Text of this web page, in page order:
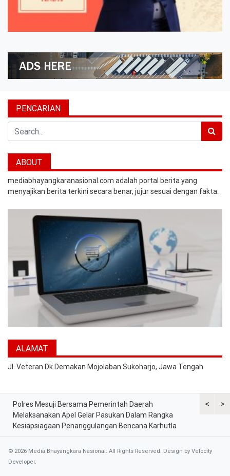
PENCARIAN
ABOUT
mediabhayangkaranasional.com adalah portal berita yang
menyajikan berita terkini secara benar, jujur sesuai dengan fakta.
ALAMAT
Jl. Veteran Dk.Demakan Mojolaban Sukoharjo, Jawa Tengah
<
Polres Mesuji Bersama Pemerintah Daerah
Melaksanakan Apel Gelar Pasukan Dalam Rangka
Kesiapsiagaan Penanggulangan Bencana Karhutla
Jajaran>
© 2026 Media Bhayangkara Nasional. All Rights Reserved. Design by Velocity
Developer.